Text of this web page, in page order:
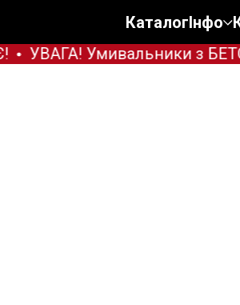
КаталогІнфо
УВАГА! Умивальники з